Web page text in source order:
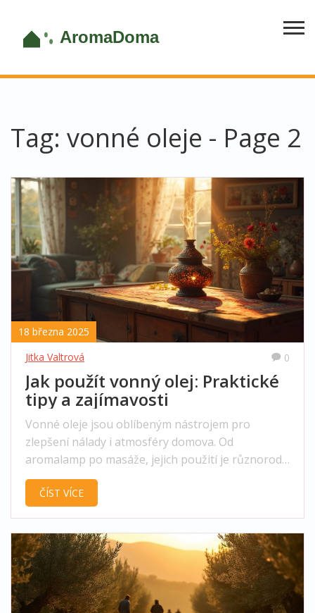
Tag: vonné oleje - Page 2
18 března 2025
Jitka Valtrová
0
Jak použít vonný olej: Praktické
tipy a zajímavosti
Vonné oleje jsou oblíbeným nástrojem pro
zlepšení nálady i atmosféry domova. Od
aromalamp po masáže, jejich použití je různorodé
a jednoduché. Tento článek prozkoumá praktické
způsoby, jak je efektivně použít, a poskytne
ČÍST VÍCE